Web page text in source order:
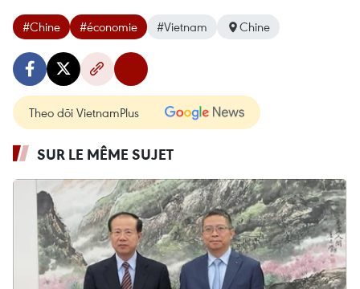
#Chine #économie #Vietnam Chine
Theo dõi VietnamPlus
SUR LE MÊME SUJET